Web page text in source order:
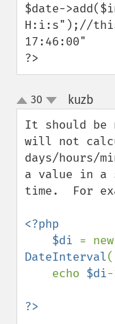
$date-
H:i:s");//this
17:46:00"
?>
up
down
30 kuzb
It should be
will not
days/hours/
a value in a
time.  For
<?php
    $di
DateInterval(
    echo
$di-